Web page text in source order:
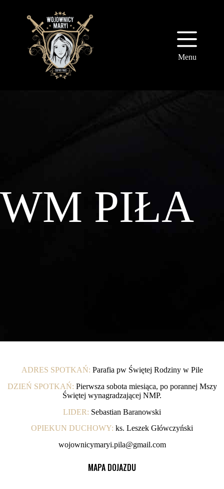
Menu
WM PIŁA
ADRES SPOTKAŃ: Parafia pw Świętej Rodziny w Pile
DZIEŃ SPOTKAŃ: Pierwsza sobota miesiąca, po porannej Mszy
Świętej wynagradzającej NMP.
LIDER: Sebastian Baranowski
OPIEKUN DUCHOWY: ks. Leszek Główczyński
wojownicymaryi.pila@gmail.com
MAPA DOJAZDU